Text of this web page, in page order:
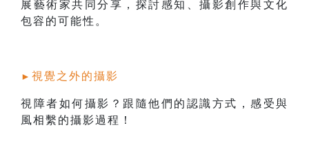
展藝術家共同分享，探討感知、攝影創作與文化
包容的可能性。
► 視覺之外的攝影
視障者如何攝影？跟隨他們的認識方式，感受與
風相繫的攝影過程！